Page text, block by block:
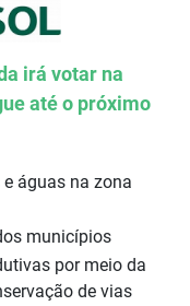
irá votar na
até o próximo
águas na zona
municípios
por meio da
de vias